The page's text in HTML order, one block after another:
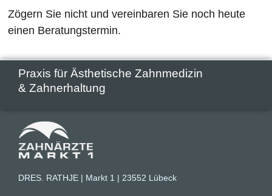
Zögern Sie nicht und vereinbaren Sie noch heute
einen Beratungstermin.
Praxis für Ästhetische Zahnmedizin
& Zahnerhaltung
DRES. RATHJE | Markt 1 | 23552 Lübeck